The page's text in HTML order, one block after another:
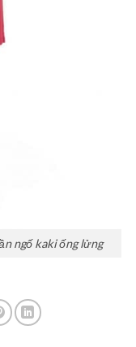
ngố kaki ống lửng